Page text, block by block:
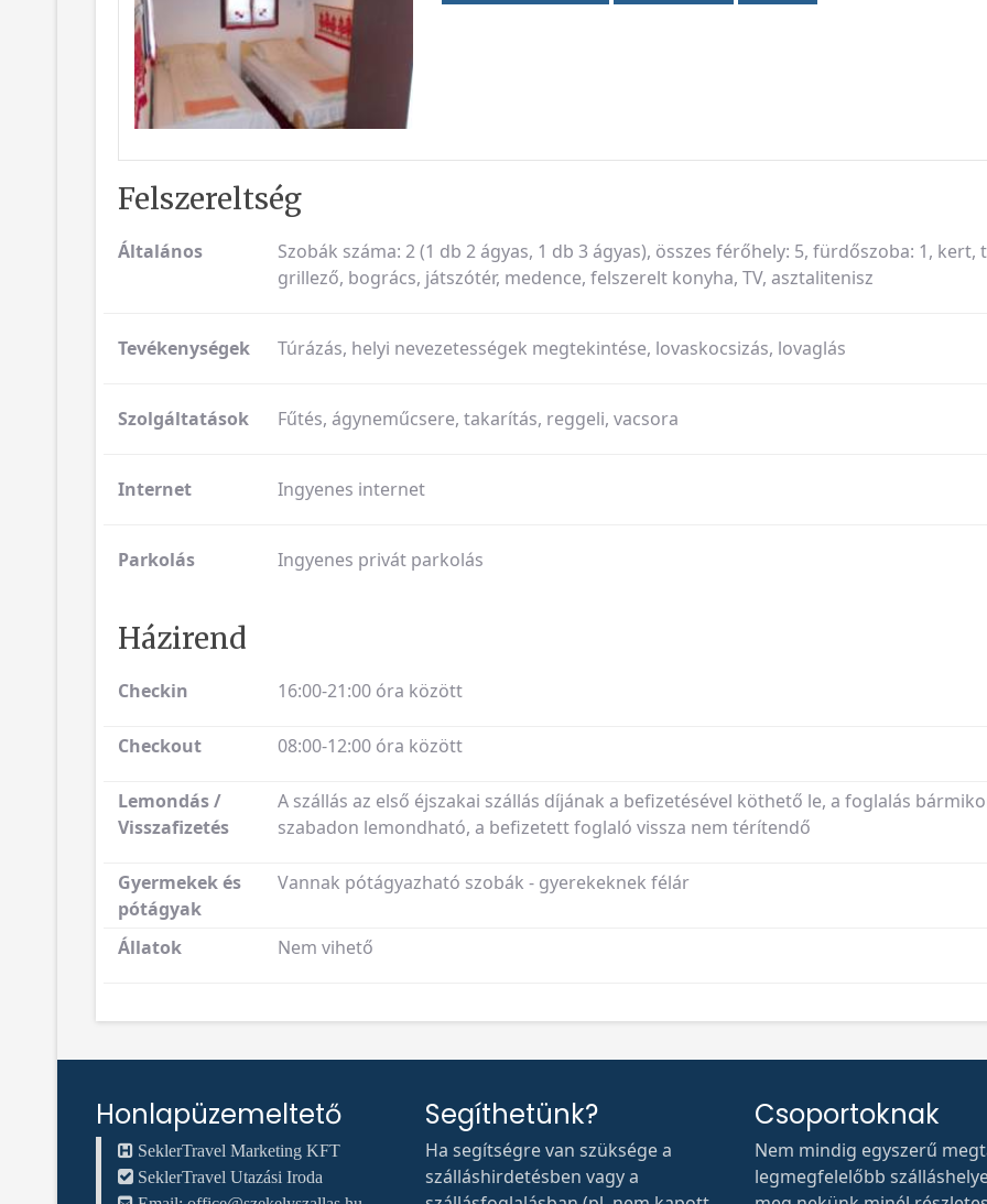
Felszereltség
Általános
Szobák száma: 2 (1 db 2 ágyas, 1 db 3 ágyas), összes férőhely: 5, fürdőszoba: 1, kert,
grillező, bogrács, játszótér, medence, felszerelt konyha, TV, asztalitenisz
Tevékenységek Túrázás, helyi nevezetességek megtekintése, lovaskocsizás, lovaglás
Szolgáltatások Fűtés, ágyneműcsere, takarítás, reggeli, vacsora
Internet Ingyenes internet
Parkolás Ingyenes privát parkolás
Házirend
Checkin 16:00-21:00 óra között
Checkout 08:00-12:00 óra között
Lemondás /
Visszafizetés
A szállás az első éjszakai szállás díjának a befizetésével köthető le, a foglalás
szabadon lemondható, a befizetett foglaló vissza nem térítendő
Gyermekek és
pótágyak
Vannak pótágyazható szobák - gyerekeknek félár
Állatok Nem vihető
Honlapüzemeltető
SeklerTravel Marketing KFT
SeklerTravel Utazási Iroda
Segíthetünk?
Ha segítségre van szüksége a
szálláshirdetésben vagy a
Csoportoknak
Nem mindig egyszerű
legmegfelelőbb